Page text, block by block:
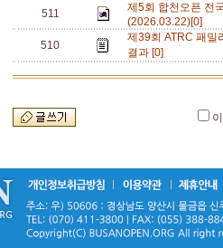
511
제5회 합천오픈 전
(2026.03.22)[0]
510
제39회 ATRC 패밀
결과 [0]